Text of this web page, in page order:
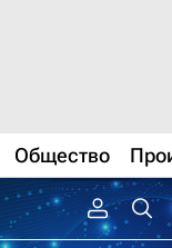
Общество